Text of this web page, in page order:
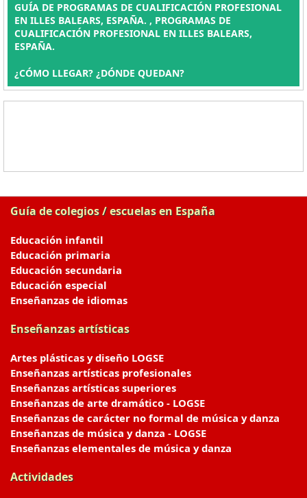
GUÍA DE PROGRAMAS DE CUALIFICACIÓN PROFESIONAL
EN ILLES BALEARS, ESPAÑA. , PROGRAMAS DE
CUALIFICACIÓN PROFESIONAL EN ILLES BALEARS,
ESPAÑA.
¿CÓMO LLEGAR? ¿DÓNDE QUEDAN?
Guía de colegios / escuelas en España
Educación infantil
Educación primaria
Educación secundaria
Educación especial
Enseñanzas de idiomas
Enseñanzas artísticas
Artes plásticas y diseño LOGSE
Enseñanzas artísticas profesionales
Enseñanzas artísticas superiores
Enseñanzas de arte dramático - LOGSE
Enseñanzas de carácter no formal de música y danza
Enseñanzas de música y danza - LOGSE
Enseñanzas elementales de música y danza
Actividades